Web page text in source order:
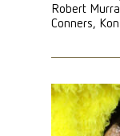
Robert
Conners,